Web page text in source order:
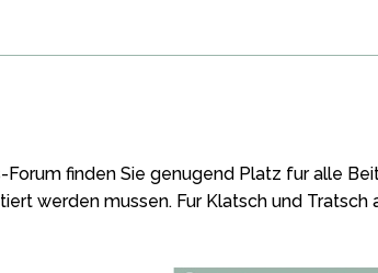
finden Sie genugend Platz fur alle
werden mussen. Fur Klatsch und